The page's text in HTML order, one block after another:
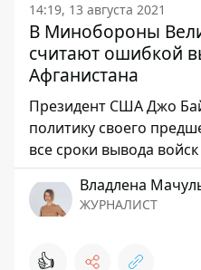
14:19, 13 августа 2021
В Минобороны
считают ошибкой
Афганистана
Президент США Джо
политику своего
все сроки вывода войск
Владлена
ЖУРНАЛИСТ
👍